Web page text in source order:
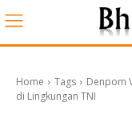
Home Tags
Denpom
di Lingkungan TNI